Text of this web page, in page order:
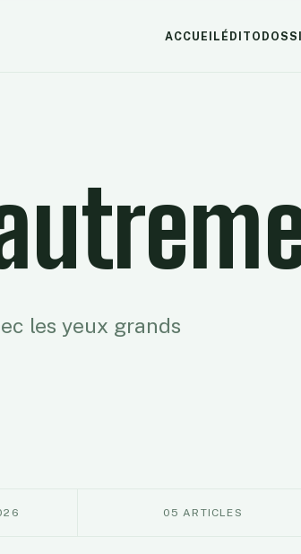
ACCUEIL ÉDITO
les yeux grands
05 ARTICLES